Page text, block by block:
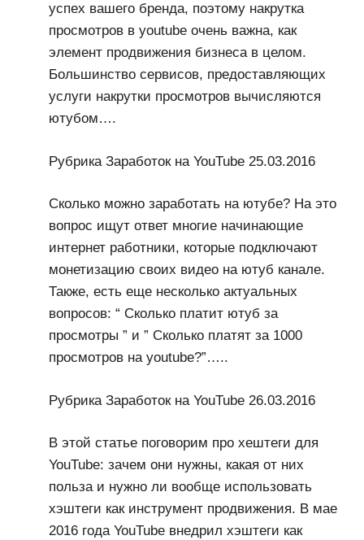
успех вашего бренда, поэтому накрутка
просмотров в youtube очень важна, как
элемент продвижения бизнеса в целом.
Большинство сервисов, предоставляющих
услуги накрутки просмотров вычисляются
ютубом….
Рубрика Заработок на YouTube 25.03.2016
Сколько можно заработать на ютубе? На это
вопрос ищут ответ многие начинающие
интернет работники, которые подключают
монетизацию своих видео на ютуб канале.
Также, есть еще несколько актуальных
вопросов: “ Сколько платит ютуб за
просмотры ” и ” Сколько платят за 1000
просмотров на youtube?”…..
Рубрика Заработок на YouTube 26.03.2016
В этой статье поговорим про хештеги для
YouTube: зачем они нужны, какая от них
польза и нужно ли вообще использовать
хэштеги как инструмент продвижения. В мае
2016 года YouTube внедрил хэштеги как